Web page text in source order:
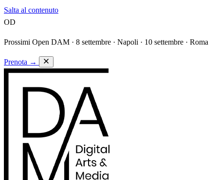
Salta al contenuto
OD
Prossimi Open DAM · 8 settembre · Napoli · 10 settembre · Roma
Prenota →